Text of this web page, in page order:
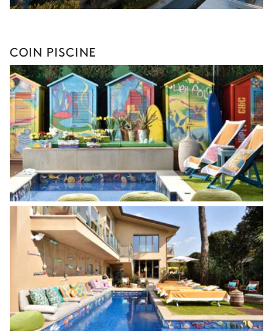
COIN PISCINE